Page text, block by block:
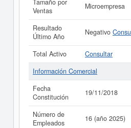
Tamaño por
Ventas
Microempresa
Resultado
Último Año
Negativo
Total Activo
Consultar
Información Comercial
Fecha
Constitución
19/11/2018
Número de
Empleados
16 (año 2025)